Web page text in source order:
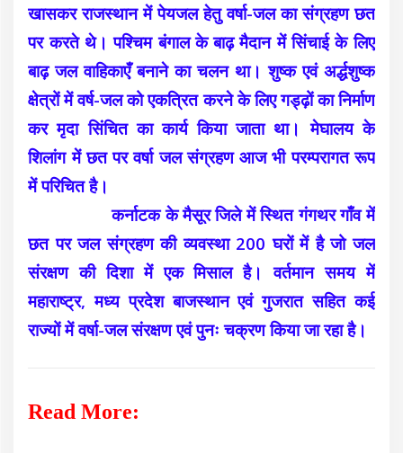
खासकर राजस्थान में पेयजल हेतु वर्षा-जल का संग्रहण छत
पर करते थे। पश्चिम बंगाल के बाढ़ मैदान में सिंचाई के लिए
बाढ़ जल वाहिकाएँ बनाने का चलन था। शुष्क एवं अर्द्धशुष्क
क्षेत्रों में वर्ष-जल को एकत्रित करने के लिए गड्ढ़ों का निर्माण
कर मृदा सिंचित का कार्य किया जाता था। मेघालय के
शिलांग में छत पर वर्षा जल संग्रहण आज भी परम्परागत रूप
में परिचित है।
कर्नाटक के मैसूर जिले में स्थित गंगथर गाँव में
छत पर जल संग्रहण की व्यवस्था 200 घरों में है जो जल
संरक्षण की दिशा में एक मिसाल है। वर्तमान समय में
महाराष्ट्र, मध्य प्रदेश बाजस्थान एवं गुजरात सहित कई
राज्यों में वर्षा-जल संरक्षण एवं पुनः चक्रण किया जा रहा है।
Read More: